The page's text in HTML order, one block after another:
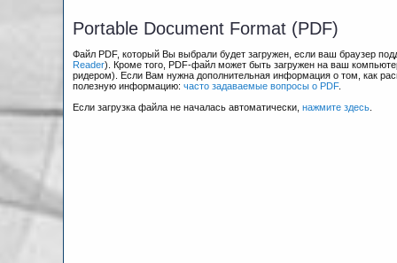
Portable Document Format (PDF)
Файл PDF, который Вы выбрали будет загружен, если ваш браузер
Reader). Кроме того, PDF-файл может быть загружен на ваш
ридером). Если Вам нужна дополнительная информация о том, как
полезную информацию:часто задаваемые вопросы о PDF.
Если загрузка файла не началась автоматически,нажмите здесь